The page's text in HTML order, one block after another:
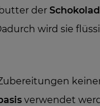
der
wird sie
verwendet